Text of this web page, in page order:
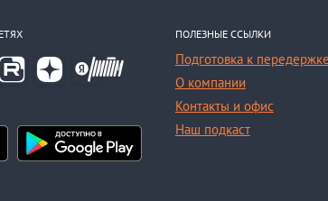
ПОЛЕЗНЫЕ ССЫЛКИ
Подготовка к передержке
О компании
Контакты и офис
Наш подкаст